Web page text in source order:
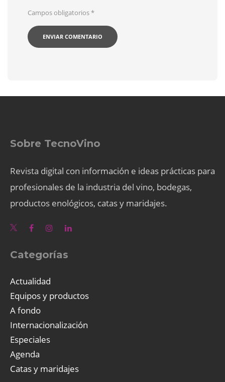
Campos obligatorios*
Sobre TecnoVino
Revista digital con información e ideas prácticas para
profesionales de la industria del vino, bodegas,
productos enológicos, catas y maridajes.
Categorías
Actualidad
Equipos y productos
A fondo
Internacionalización
Especiales
Agenda
Catas y maridajes